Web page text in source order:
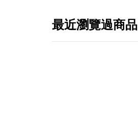
最近瀏覽過商品